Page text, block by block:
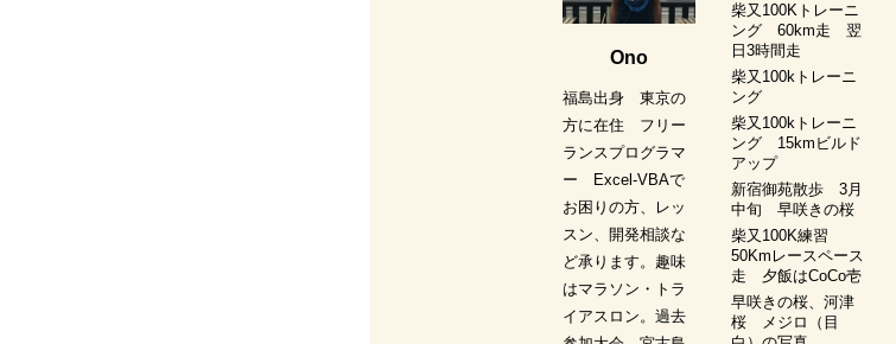
Ono
福島出身 東京の
方に在住 フリー
ランスプログラマ
ー Excel-VBAで
お困りの方、レッ
スン、開発相談な
ど承ります。趣味
はマラソン・トラ
イアスロン。過去
柴又100Kトレーニ
ング 60km走 翌
日3時間走
柴又100kトレーニ
ング
柴又100kトレーニ
ング 15kmビルド
アップ
新宿御苑散歩 3月
中旬 早咲きの桜
柴又100K練習
50Kmレースペース
走 夕飯はCoCo壱
早咲きの桜、河津
桜 メジロ（目